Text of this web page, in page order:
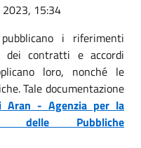
2023, 15:34
i riferimenti
dei contratti e accordi
loro, nonché le
Tale documentazione
- Agenzia per la
delle Pubbliche